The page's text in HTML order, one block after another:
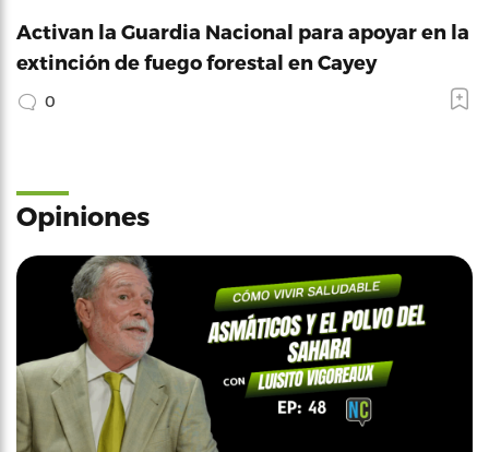
Activan la Guardia Nacional para apoyar en la
extinción de fuego forestal en Cayey
0
Opiniones